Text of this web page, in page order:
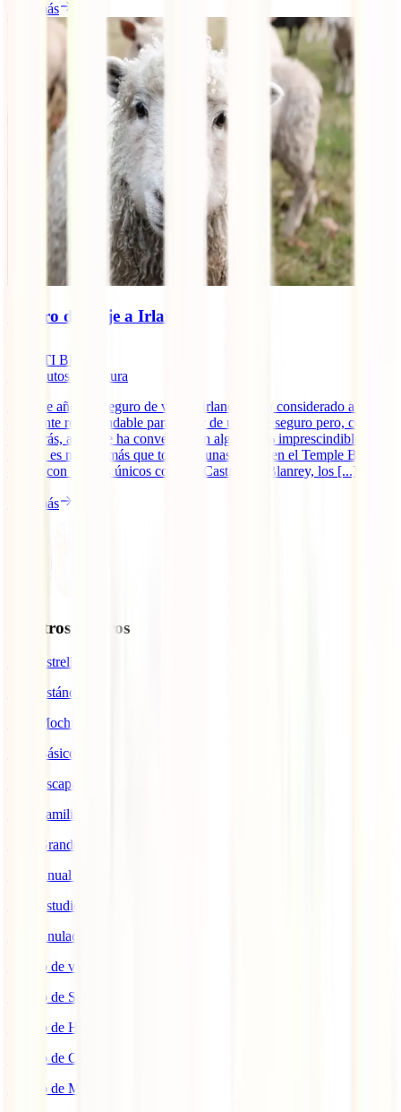
Leer más
Seguro de viaje a Irlanda
IATI Blog
minutos de lectura
Durante años, el seguro de viaje a Irlanda se ha considerado algo
altamente recomendable para gozar de un viaje seguro pero, como
ya sabrás, ahora se ha convertido en algo 100% imprescindible.
Irlanda es mucho más que tomarse unas pintas en el Temple Bar. Te
espera con lugares únicos como el Castillo de Blanrey, los [...]
Leer más
Nuestros seguros
IATI Estrella
IATI Estándar
IATI Mochilero
IATI Básico
IATI Escapadas
IATI Familia
IATI Grandes Viajeros
IATI Anual Multiviaje
IATI Estudios
IATI Anulación Premium
Seguro de viaje COVID
Seguro de Salud
Seguro de Hogar
Seguro de Coche
Seguro de Moto